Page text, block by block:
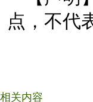
点，不代
相关内容